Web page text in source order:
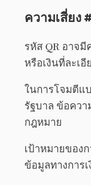
ความเสี่ยง
รหัส QR อาจ
หรือเงินที่ละเ
ในการโจมตีแ
รัฐบาล ข้อคว
กฎหมาย
เป้าหมายของ
ข้อมูลทางการ